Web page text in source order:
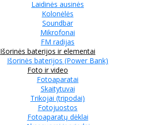
Laidinės ausinės
Kolonėlės
Soundbar
Mikrofonai
FM radijas
Išorinės baterijos ir elementai
Išorinės baterijos (Power Bank)
Foto ir video
Fotoaparatai
Skaitytuvai
Trikojai (tripodai)
Fotojuostos
Fotoaparatų dėklai